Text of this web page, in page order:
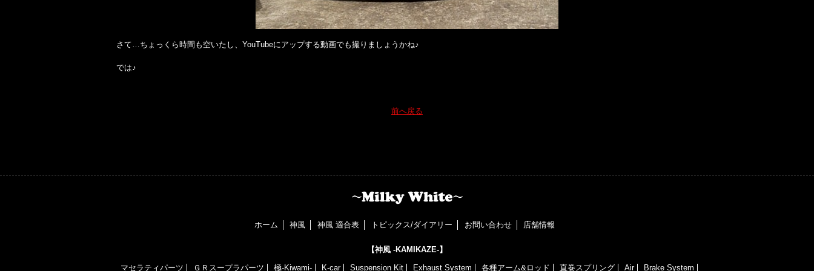
さて…ちょっくら時間も空いたし、YouTubeにアップする動画でも撮りましょうかね♪
では♪
前へ戻る
ホーム 神風 神風 適合表 トピックス/ダイアリー お問い合わせ 店舗情報
【神風 -KAMIKAZE-】
マセラティパーツ
ＧＲスープラパーツ 極-Kiwami- K-car Suspension Kit Exhaust System 各種アーム&ロッド 直巻スプリング Air Brake System